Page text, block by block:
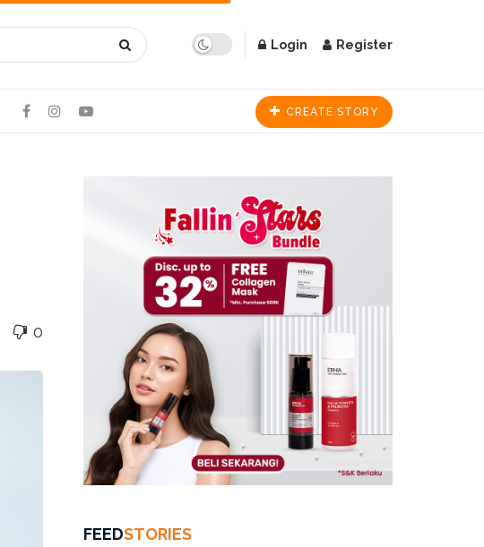
Login Register
CREATE STORY
0
FEEDSTORIES